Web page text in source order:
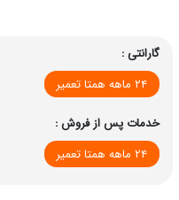
گارانتی :
۲۴ ماهه همتا تعمیر
خدمات پس از فروش :
۲۴ ماهه همتا تعمیر